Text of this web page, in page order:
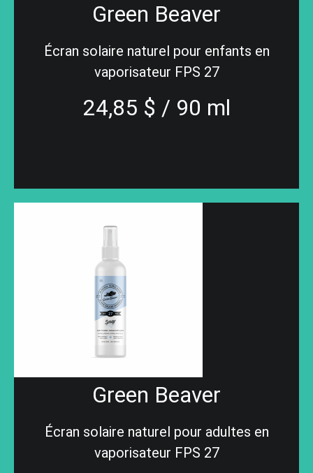
Green Beaver
Écran solaire naturel pour enfants en
vaporisateur FPS 27
24,85 $ / 90 ml
Green Beaver
Écran solaire naturel pour adultes en
vaporisateur FPS 27